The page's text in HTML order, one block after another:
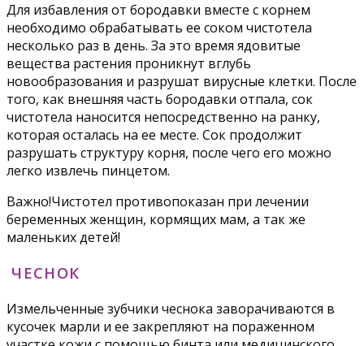
Для избавления от бородавки вместе с корнем
необходимо обрабатывать ее соком чистотела
несколько раз в день. За это время ядовитые
вещества растения проникнут вглубь
новообразования и разрушат вирусные клетки. После
того, как внешняя часть бородавки отпала, сок
чистотела наносится непосредственно на ранку,
которая осталась на ее месте. Сок продолжит
разрушать структуру корня, после чего его можно
легко извлечь пинцетом.
Важно!Чистотел противопоказан при лечении
беременных женщин, кормящих мам, а так же
маленьких детей!
ЧЕСНОК
Измельченные зубчики чеснока заворачиваются в
кусочек марли и ее закрепляют на пораженном